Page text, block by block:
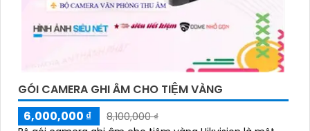
GÓI CAMERA GHI ÂM CHO TIỆM VÀNG
6,000,000 ₫
8,100,000 ₫